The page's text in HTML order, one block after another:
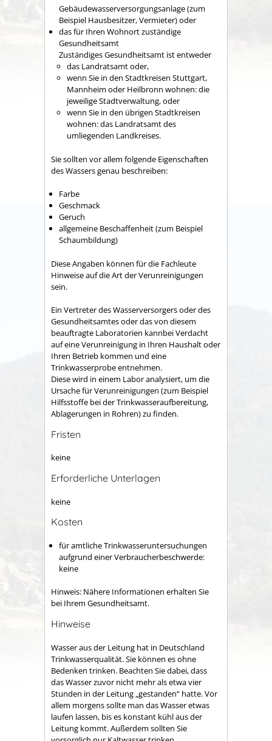
Gebäudewasserversorgungsanlage (zum
Beispiel Hausbesitzer, Vermieter)oder
das für Ihren Wohnort zuständige
Gesundheitsamt
Zuständiges Gesundheitsamt ist entweder
das Landratsamt oder,
wenn Sie in den Stadtkreisen Stuttgart,
Mannheim oder Heilbronn wohnen: die
jeweilige Stadtverwaltung, oder
wenn Sie in den übrigen Stadtkreisen
wohnen: das Landratsamt des
umliegenden Landkreises.
Sie sollten vor allem folgende Eigenschaften
des Wassers genau beschreiben:
Farbe
Geschmack
Geruch
allgemeine Beschaffenheit(zum Beispiel
Schaumbildung)
Diese Angaben können für die Fachleute
Hinweise auf die Art der Verunreinigungen
sein.
Ein Vertreter des Wasserversorgers oder des
Gesundheitsamtes oder das von diesem
beauftragte Laboratorien kannbei Verdacht
auf eine Verunreinigung in Ihren Haushalt oder
Ihren Betrieb kommen und eine
Trinkwasserprobe entnehmen.
Diese wird in einem Labor analysiert, um die
Ursache für Verunreinigungen (zum Beispiel
Hilfsstoffe bei der Trinkwasseraufbereitung,
Ablagerungen in Rohren) zu finden.
Fristen
keine
Erforderliche Unterlagen
keine
Kosten
für amtliche Trinkwasseruntersuchungen
aufgrund einer Verbraucherbeschwerde:
keine
Hinweis: Nähere Informationen erhalten Sie
bei Ihrem Gesundheitsamt.
Hinweise
Wasser aus der Leitung hat in Deutschland
Trinkwasserqualität. Sie können es ohne
Bedenken trinken. Beachten Sie dabei, dass
das Wasser zuvor nicht mehr als etwa vier
Stunden in der Leitung „gestanden“ hatte. Vor
allem morgens sollte man das Wasser etwas
laufen lassen, bis es konstant kühl aus der
Leitung kommt. Außerdem sollten Sie